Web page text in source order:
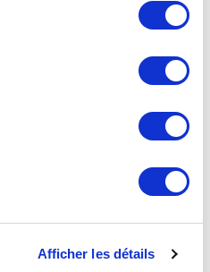
Afficher les détails